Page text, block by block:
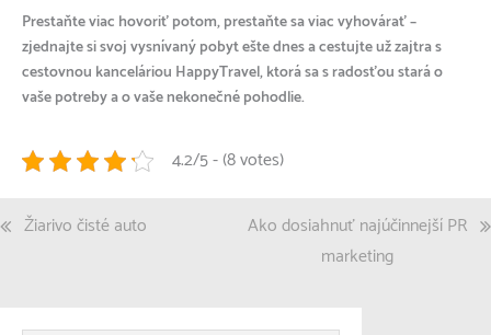
Prestaňte viac hovoriť potom, prestaňte sa viac vyhovárať –
zjednajte si svoj vysnívaný pobyt ešte dnes a cestujte už zajtra s
cestovnou kanceláriou HappyTravel, ktorá sa s radosťou stará o
vaše potreby a o vaše nekonečné pohodlie.
4.2/5 - (8 votes)
Navigace
Žiarivo čisté auto
Ako dosiahnuť najúčinnejší PR
marketing